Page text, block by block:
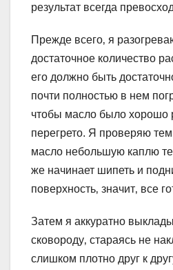
результат всегда
Прежде всего‚ я
достаточное количество
его должно быть
почти полностью в нем
чтобы масло было хорошо
перегрето. Я проверяю
масло небольшую каплю
же начинает шипеть и
поверхность‚ значит‚ все
Затем я аккуратно
сковороду‚ стараясь не
слишком плотно друг к